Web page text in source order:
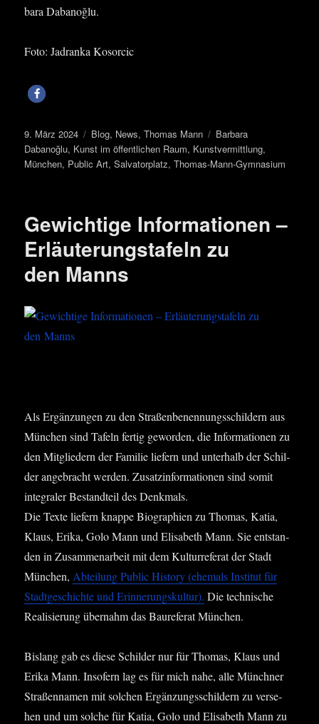
ba­ra Daba­noğ­lu.
Foto: Jadran­ka Kosorcic
Veröffentlicht
am
9. März 2024 Kategorien
Blog, News,Thomas Mann Schlagwörter
Barbara
Dabanoğlu, Kunst im öffentlichen Raum, Kunstvermittlung,
München, Public Art,Salvatorplatz,Thomas-Mann-Gymnasium
Gewichtige Informationen –
Erläuterungstafeln zu
den Manns
Als Ergän­zun­gen zu den Stra­ßen­be­nen­nungs­schil­dern aus
Mün­chen sind Tafeln fer­tig gewor­den, die Infor­ma­tio­nen zu
den Mit­glie­dern der Fami­lie lie­fern und unter­halb der Schil­
der ange­bracht wer­den. Zusatz­in­for­ma­tio­nen sind somit
inte­gra­ler Bestand­teil des Denk­mals.
Die Tex­te lie­fern knap­pe Bio­gra­phien zu Tho­mas, Katia,
Klaus, Eri­ka, Golo Mann und Eli­sa­beth Mann. Sie ent­stan­
den in Zusam­men­ar­beit mit dem Kul­tur­re­fe­rat der Stadt
Mün­chen, Abtei­lung Public Histo­ry (ehe­mals Insti­tut für
Stadt­ge­schich­te und Erin­ne­rungs­kul­tur). Die tech­ni­sche
Rea­li­sie­rung über­nahm das Bau­re­fe­rat München.
Bis­lang gab es die­se Schil­der nur für Tho­mas, Klaus und
Eri­ka Mann. Inso­fern lag es für mich nahe, alle Münch­ner
Stra­ßen­na­men mit sol­chen Ergän­zungs­schil­dern zu ver­se­
hen und um sol­che für Katia, Golo und Eli­sa­beth Mann zu